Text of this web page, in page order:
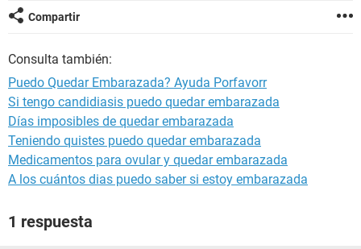
Compartir
Consulta también:
Puedo Quedar Embarazada? Ayuda Porfavorr
Si tengo candidiasis puedo quedar embarazada
Días imposibles de quedar embarazada
Teniendo quistes puedo quedar embarazada
Medicamentos para ovular y quedar embarazada
A los cuántos dias puedo saber si estoy embarazada
1 respuesta